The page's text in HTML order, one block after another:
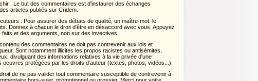
: Le but des commentaires est d'instaurer des échanges
articles publiés sur Cridem.
: Pour assurer des débats de qualité, un maître-mot: le
Donnez à chacun le droit d'être en désaccord avec vous. Appuyez
et des arguments, non sur des invectives.
des commentaires ne doit pas contrevenir aux lois et
Sont notamment illicites les propos racistes ou antisémites,
divulguant des informations relatives à la vie privée d'une
oeuvres protégées par les droits d'auteur (textes, photos, vidéos...).
de ne pas valider tout commentaire susceptible de contrevenir à